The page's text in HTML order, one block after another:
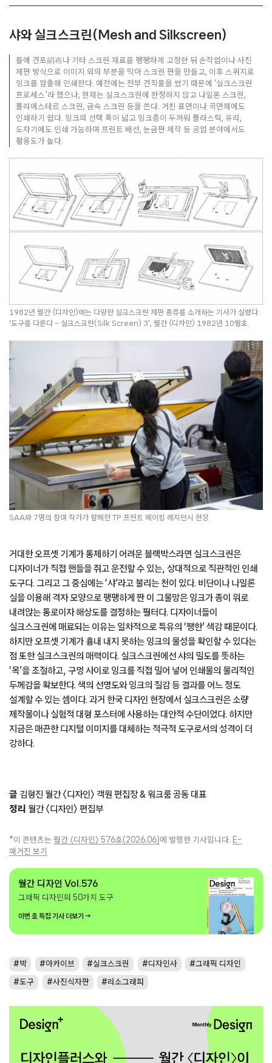
샤와 실크스크린(Mesh and Silkscreen)
틀에 견포絹布나 기타 스크린 재료를 팽팽하게 고정한 뒤 손작업이나 사진
제판 방식으로 이미지 외의 부분을 막아 스크린 판을 만들고, 이후 스퀴지로
잉크를 압출해 인쇄한다. 예전에는 전부 견직물을 썼기 때문에 ‘실크스크린
프로세스’라 했으나, 현재는 실크스크린에 한정하지 않고 나일론 스크린,
폴리에스테르 스크린, 금속 스크린 등을 쓴다. 거친 표면이나 곡면체에도
인쇄하기 쉽다. 잉크의 선택 폭이 넓고 잉크층이 두꺼워 플라스틱, 유리,
도자기에도 인쇄 가능하며 프린트 배선, 눈금판 제작 등 공업 분야에서도
활용도가 높다.
1982년 월간 〈디자인〉에는 다양한 실크스크린 제판 종류를 소개하는 기사가 실렸다.
‘도구를 다룬다 – 실크스크린(Silk Screen) 3’, 월간 〈디자인〉 1982년 10월호.
SAA와 7명의 참여 작가가 함께한 TP 프린트 메이킹 레지던시 현장.
거대한 오프셋 기계가 통제하기 어려운 블랙박스라면 실크스크린은
디자이너가 직접 핸들을 쥐고 운전할 수 있는, 상대적으로 직관적인 인쇄
도구다. 그리고 그 중심에는 ‘샤’라고 불리는 천이 있다. 비단이나 나일론
실을 이용해 격자 모양으로 팽팽하게 짠 이 그물망은 잉크가 종이 위로
내려앉는 통로이자 해상도를 결정하는 필터다. 디자이너들이
실크스크린에 매료되는 이유는 일차적으로 특유의 ‘쨍한’ 색감 때문이다.
하지만 오프셋 기계가 흉내 내지 못하는 잉크의 물성을 확인할 수 있다는
점 또한 실크스크린의 매력이다. 실크스크린에선 샤의 밀도를 뜻하는
‘목’을 조절하고, 구멍 사이로 잉크를 직접 밀어 넣어 인쇄물의 물리적인
두께감을 확보한다. 색의 선명도와 잉크의 질감 등 결과를 어느 정도
설계할 수 있는 셈이다. 과거 한국 디자인 현장에서 실크스크린은 소량
제작물이나 실험적 대형 포스터에 사용하는 대안적 수단이었다. 하지만
지금은 매끈한 디지털 이미지를 대체하는 적극적 도구로서의 성격이 더
강하다.
글 김형진 월간 〈디자인〉 객원 편집장 & 워크룸 공동 대표
정리 월간 〈디자인〉 편집부
*이 콘텐츠는 월간 〈디자인〉 576호(2026.06)에 발행한 기사입니다. E-
매거진 보기
월간 디자인 Vol.576
그래픽 디자인의 50가지 도구
이번 호 특집 기사 더보기 →
박 아카이브 실크스크린 디자인사 그래픽 디자인
도구 사진식자판 리소그래피